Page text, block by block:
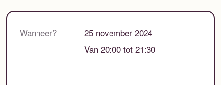
Wanneer?
25 november 2024
Van 20:00 tot 21:30